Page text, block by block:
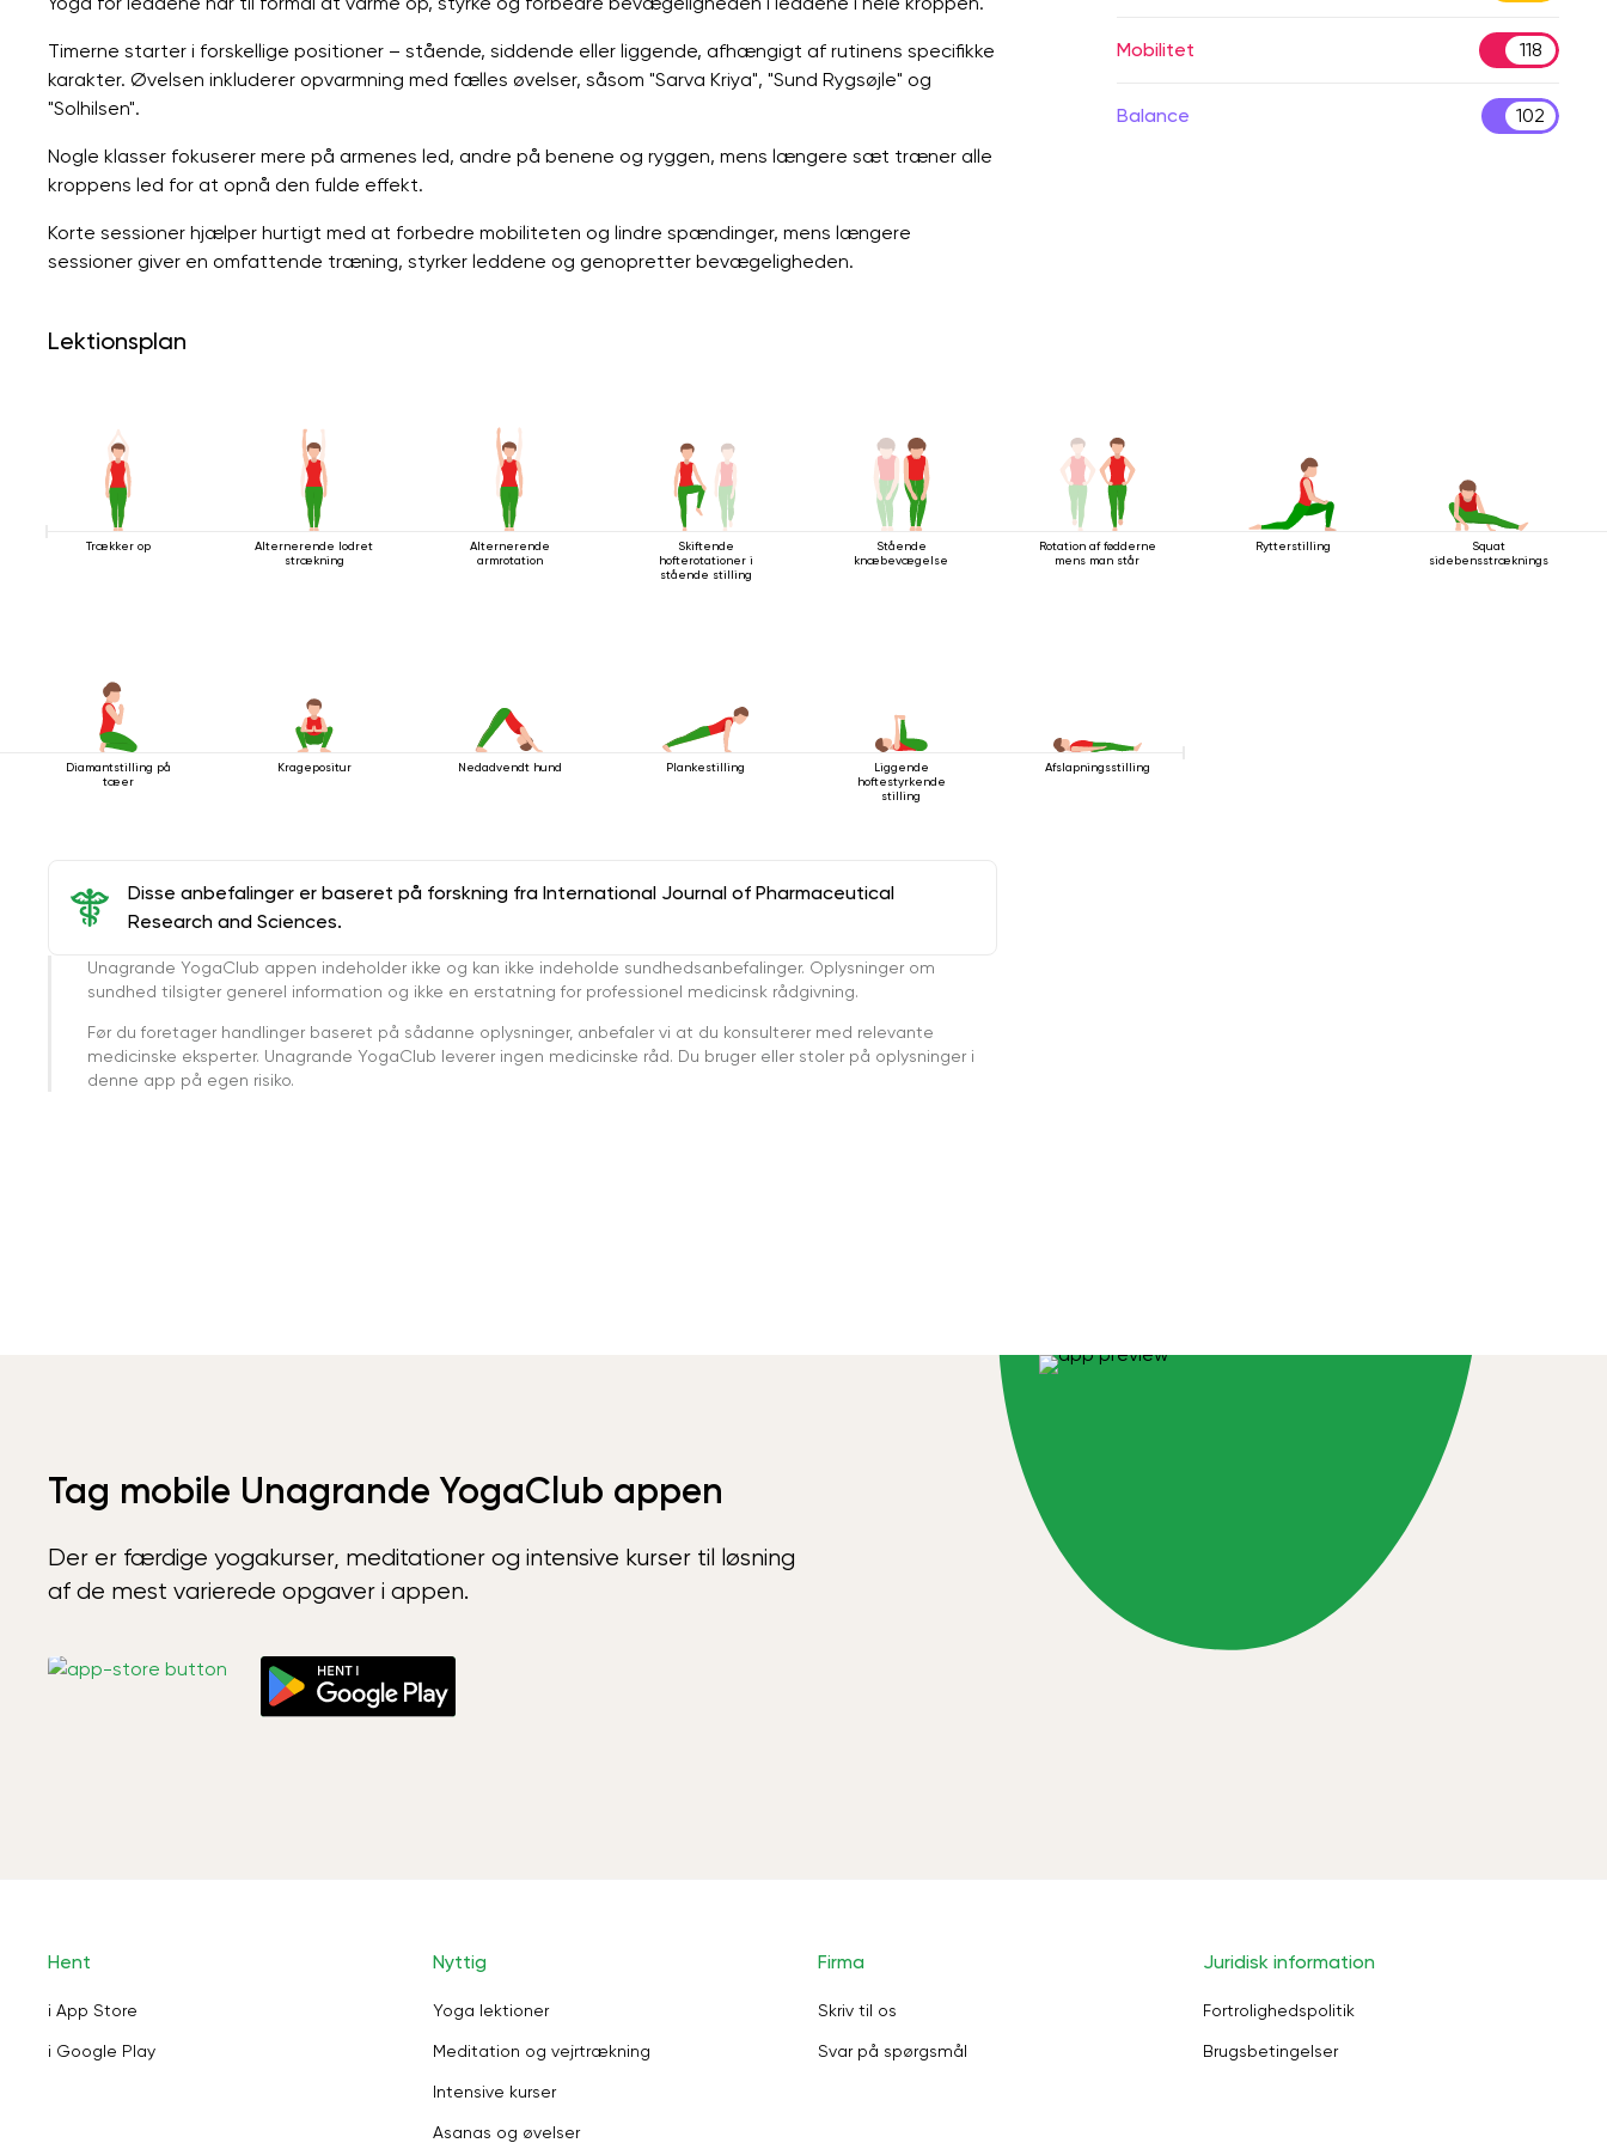
Timerne starter i forskellige positioner – stående, siddende eller liggende, afhængigt af rutinens specifikke
karakter. Øvelsen inkluderer opvarmning med fælles øvelser, såsom "Sarva Kriya", "Sund Rygsøjle" og
"Solhilsen".
Nogle klasser fokuserer mere på armenes led, andre på benene og ryggen, mens længere sæt træner alle
kroppens led for at opnå den fulde effekt.
Korte sessioner hjælper hurtigt med at forbedre mobiliteten og lindre spændinger, mens længere
sessioner giver en omfattende træning, styrker leddene og genopretter bevægeligheden.
Mobilitet 118
Balance 102
Lektionsplan
Trækker op
Alternerende lodret
strækning
Alternerende
armrotation
Skiftende
hofterotationer i
stående stilling
Stående
knæbevægelse
Rotation af fødderne
mens man står
Rytterstilling
Squat
sidebensstrækningsstilling
Diamantstilling på
tæer
Kragepositur Nedadvendt hund Plankestilling
Liggende
hoftestyrkende
stilling
Afslapningsstilling
Disse anbefalinger er baseret på forskning fra International Journal of Pharmaceutical
Research and Sciences.
Unagrande YogaClub appen indeholder ikke og kan ikke indeholde sundhedsanbefalinger. Oplysninger om
sundhed tilsigter generel information og ikke en erstatning for professionel medicinsk rådgivning.
Før du foretager handlinger baseret på sådanne oplysninger, anbefaler vi at du konsulterer med relevante
medicinske eksperter. Unagrande YogaClub leverer ingen medicinske råd. Du bruger eller stoler på oplysninger i
denne app på egen risiko.
Tag mobile Unagrande YogaClub appen
Der er færdige yogakurser, meditationer og intensive kurser til løsning
af de mest varierede opgaver i appen.
Hent
i App Store
i Google Play
Nyttig
Yoga lektioner
Meditation og vejrtrækning
Intensive kurser
Asanas og øvelser
Firma
Skriv til os
Svar på spørgsmål
Juridisk information
Fortrolighedspolitik
Brugsbetingelser